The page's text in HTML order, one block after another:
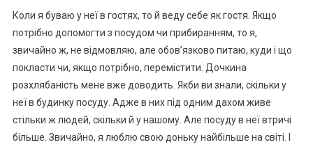
Коли я буваю у неї в гостях, то й веду себе як гостя. Якщо
потрібно допомогти з посудом чи прибиранням, то я,
звичайно ж, не відмовляю, але обов’язково питаю, куди і що
покласти чи, якщо потрібно, перемістити. Дочкина
розхлябаність мене вже доводить. Якби ви знали, скільки у
неї в будинку посуду. Адже в них під одним дахом живе
стільки ж людей, скільки й у нашому. Але посуду в неї втричі
більше. Звичайно, я люблю свою доньку найбільше на світі. І